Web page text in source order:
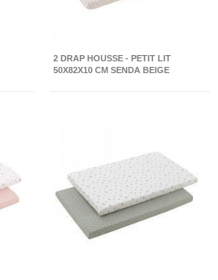
2 DRAP HOUSSE - PETIT LIT
50X82X10 CM SENDA BEIGE